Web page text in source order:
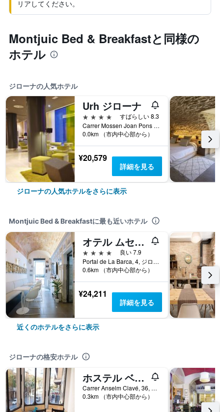
リアしてください。
Montjuic Bed & Breakfastと同様の
ホテル
ジローナの人気ホテル
Urh ジローナ
4つ星
すばらしい 8.3
Carrer Mossen Joan Pons 1, ジローナ, カタルーニャ, スペイン
0.0km （市内中心部から）
¥20,579
詳細を見る
ジローナの人気ホテルをさらに表示
Montjuic Bed & Breakfastに最も近いホテル
オテル ムセウ リェゲンデス デ ジローナ
4つ星
良い 7.9
Portal de La Barca, 4, ジローナ, カタルーニャ, スペイン
0.6km （市内中心部から）
¥24,211
詳細を見る
近くのホテルをさらに表示
ジローナの格安ホテル
ホステル ベッド イン ジローナ
Carrer Anselm Clavé, 36, ジローナ, カタルーニャ, スペイン
0.3km （市内中心部から）